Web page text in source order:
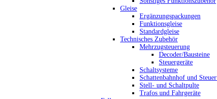
Gleise
Ergänzungspackungen
Funktionsgleise
Standardgleise
Technisches Zubehör
Mehrzugsteuerung
Decoder/Bausteine
Steuergeräte
Schaltsysteme
Schattenbahnhof und
Stell- und Schaltpulte
Trafos und Fahrgeräte